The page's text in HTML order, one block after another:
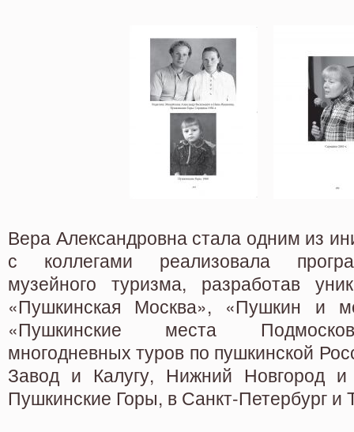
Вера Александровна стала одним из
с коллегами реализовала
музейного туризма, разработав
«Пушкинская Москва», «Пушкин и
«Пушкинские места
многодневных туров по пушкинской
Завод и Калугу, Нижний Новгород
Пушкинские Горы, в Санкт-Петербург и